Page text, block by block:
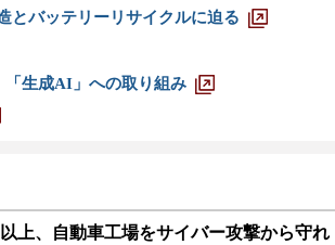
とバッテリーリサイクルに迫る
「生成AI」への取り組み
上、自動車工場をサイバー攻撃から守れ